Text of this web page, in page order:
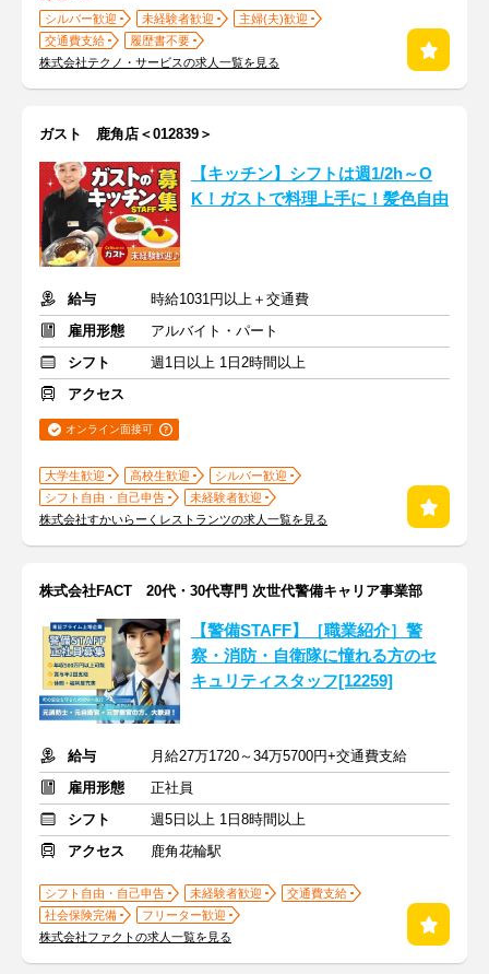
シルバー歓迎 未経験者歓迎
主婦(夫)歓迎
交通費支給
履歴書不要
株式会社テクノ・サービスの求人一覧を見る
ガスト 鹿角店＜012839＞
【キッチン】シフトは週1/2h～O
K！ガストで料理上手に！髪色自由
給与
時給1031円以上＋交通費
雇用形態
アルバイト・パート
シフト
週1日以上 1日2時間以上
アクセス
オンライン面接可
大学生歓迎 高校生歓迎
シルバー歓迎
シフト自由・自己申告
未経験者歓迎
株式会社すかいらーくレストランツの求人一覧を見る
株式会社FACT 20代・30代専門 次世代警備キャリア事業部
【警備STAFF】［職業紹介］警
察・消防・自衛隊に憧れる方のセ
キュリティスタッフ[12259]
給与
月給27万1720～34万5700円+交通費支給
雇用形態
正社員
シフト
週5日以上 1日8時間以上
アクセス
鹿角花輪駅
シフト自由・自己申告 未経験者歓迎
交通費支給
社会保険完備
フリーター歓迎
株式会社ファクトの求人一覧を見る